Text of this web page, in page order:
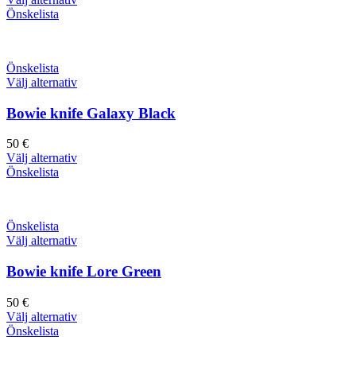
Önskelista
Önskelista
Välj alternativ
Bowie knife Galaxy Black
50 €
Välj alternativ
Önskelista
Önskelista
Välj alternativ
Bowie knife Lore Green
50 €
Välj alternativ
Önskelista